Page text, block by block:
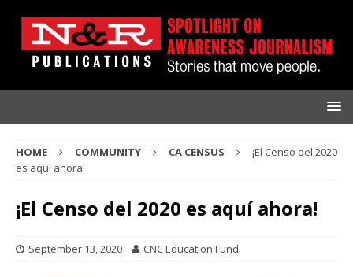
HOME COMMUNITY CA CENSUS
¡El Censo del 2020
es aquí ahora!
¡El Censo del 2020 es aquí ahora!
September 13, 2020 CNC Education Fund